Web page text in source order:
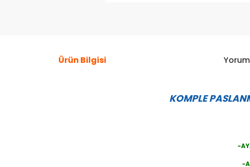
Ürün Bilgisi
KOMPLE
-
-